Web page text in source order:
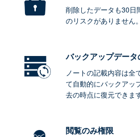
削除したデータも30日
のリスクがありません。
バックアップデータ
ノートの記載内容は全
て自動的にバックアッ
去の時点に復元できま
閲覧のみ権限